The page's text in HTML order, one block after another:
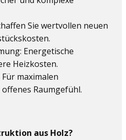
Sie wertvollen neuen
Energetische
Heizkosten.
maximalen
Raumgefühl.
aus Holz?